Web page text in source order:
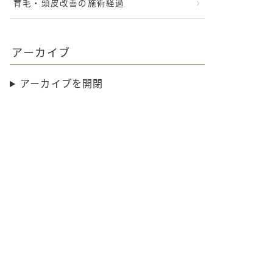
育毛・頭皮改善の施術経過
アーカイブ
アーカイブを開閉